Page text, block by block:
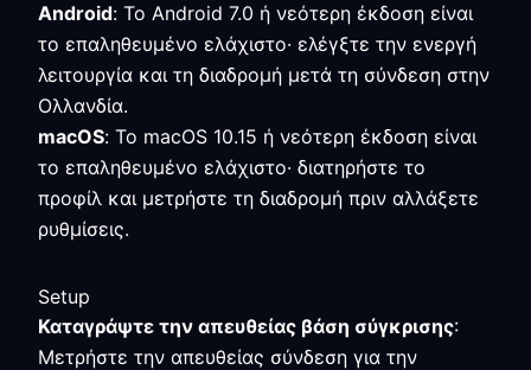
Android: Το Android 7.0 ή νεότερη έκδοση είναι
το επαληθευμένο ελάχιστο· ελέγξτε την ενεργή
λειτουργία και τη διαδρομή μετά τη σύνδεση στην
Ολλανδία.
macOS: Το macOS 10.15 ή νεότερη έκδοση είναι
το επαληθευμένο ελάχιστο· διατηρήστε το
προφίλ και μετρήστε τη διαδρομή πριν αλλάξετε
ρυθμίσεις.
Setup
Καταγράψτε την απευθείας βάση σύγκρισης:
Μετρήστε την απευθείας σύνδεση για την